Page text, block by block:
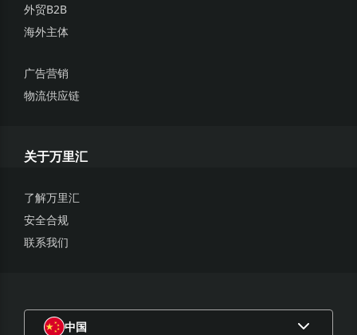
外贸B2B
海外主体
广告营销
物流供应链
关于万里汇
了解万里汇
安全合规
联系我们
中国